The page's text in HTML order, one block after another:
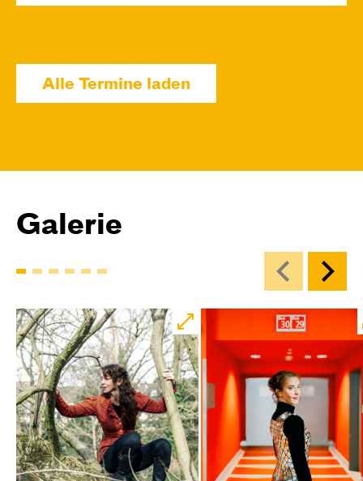
JUNGES SCHAUSPIEL
Bin gleich fertig!
Choreografie: Barbara Fuchs
Relaxed Performance
Karten
Di, 27.10. / 10:00 – 10:45
JUNGES SCHAUSPIEL
Bin gleich fertig!
nach dem Bilderbuch von Martin Baltscheit
und Anne-Kathrin Behl
Regie und
Choreografie: Barbara Fuchs
Alle Termine laden
Galerie